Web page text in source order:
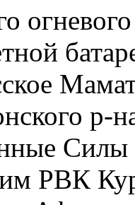
огневого
р-
Силы
РВК